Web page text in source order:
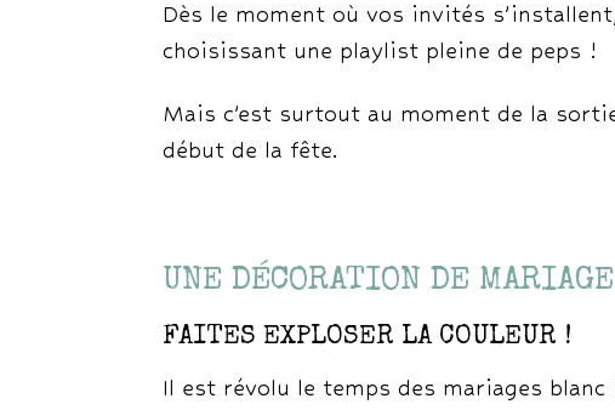
Dès le moment où vos invités
choisissant une playlist pleine de peps !
Mais c’est surtout au moment de la
début de la fête.
UNE DÉCORATION DE
FAITES EXPLOSER LA COULEUR !
Il est révolu le temps des mariages